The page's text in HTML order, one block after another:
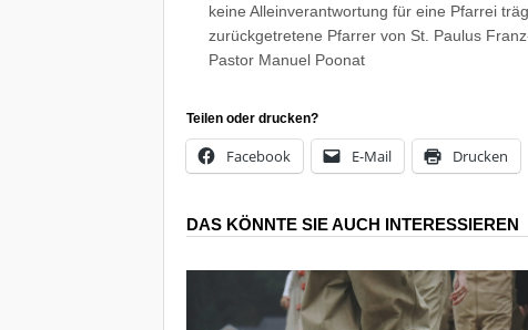
keine Alleinverantwortung für eine Pfarrei
zurückgetretene Pfarrer von St. Paulus
Pastor Manuel Poonat
Teilen oder drucken?
Facebook E-Mail Drucken
DAS KÖNNTE SIE AUCH INTERESSIEREN